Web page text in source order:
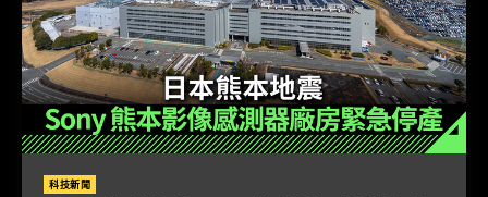
科技新聞